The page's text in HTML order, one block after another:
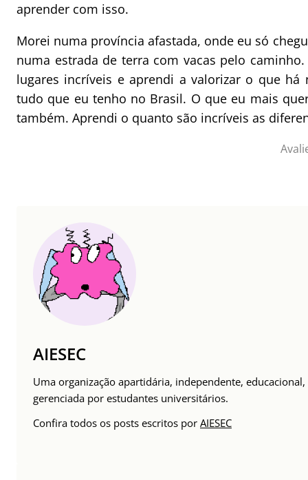
aprender com isso.
Morei numa província afastada, onde eu só
numa estrada de terra com vacas pelo
lugares incríveis e aprendi a valorizar o que
tudo que eu tenho no Brasil. O que eu mais
também. Aprendi o quanto são incríveis as
AIESEC
Uma organização apartidária, independente,
gerenciada por estudantes universitários.
Confira todos os posts escritos por AIESEC